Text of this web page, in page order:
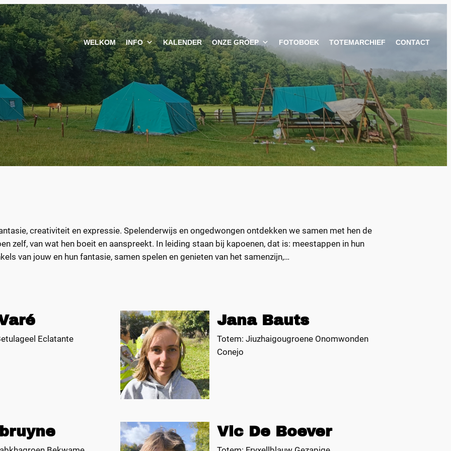
WELKOM INFO KALENDER ONZE GROEP FOTOBOEK TOTEMARCHIEF CONTACT
creativiteit en expressie. Spelenderwijs en ongedwongen ontdekken we samen met hen de
zelf, van wat hen boeit en aanspreekt. In leiding staan bij kapoenen, dat is: meestappen in hun
van jouw en hun fantasie, samen spelen en genieten van het samenzijn,…
Eclatante
Jana Bauts
Totem: Jiuzhaigougroene Onomwonden
Conejo
Vic De Boever